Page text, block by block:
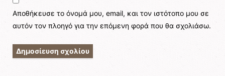
Αποθήκευσε το όνομά μου, email, και τον ιστότοπο μου σε
αυτόν τον πλοηγό για την επόμενη φορά που θα σχολιάσω.